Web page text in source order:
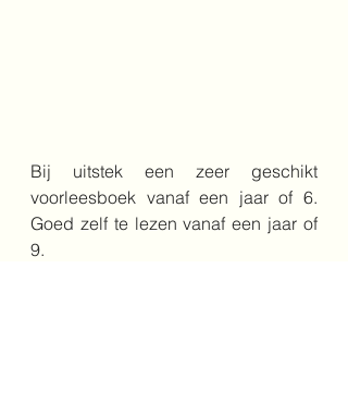
Bij uitstek een zeer geschikt
voorleesboek vanaf een jaar of 6.
Goed zelf te lezen vanaf een jaar of
9.